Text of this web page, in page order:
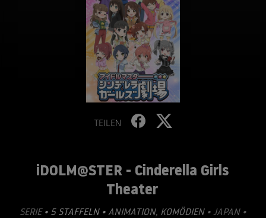
TEILEN
iDOLM@STER - Cinderella Girls
Theater
SERIE • 5 STAFFELN • ANIMATION, KOMÖDIEN• JAPAN •